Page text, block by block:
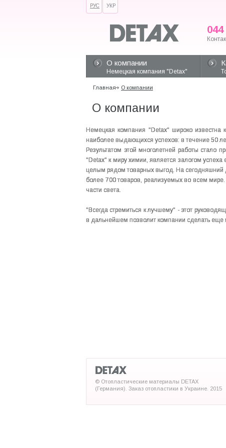
РУС УКР
О компании
Немецкая компания "Detax"
Главная О компании
О компании
Немецкая компания "Detax" широко известна
наиболее выдающихся успехов: в течение 50
Результатом этой многолетней работы
"Detax" к миру химии, является залогом
целым рядом товарных выгод. На сегодняшний
более 700 товаров, реализуемых во всем
части света.
"Всегда стремиться к лучшему" - этот
в дальнейшем позволит компании сделать еще
© Отопластические материалы DETAX
(Германия). Заказ отопластики в Украине. 2015